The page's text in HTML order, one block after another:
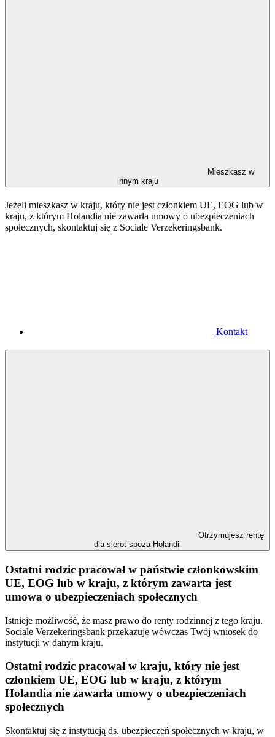
Mieszkasz w
innym kraju
Jeżeli mieszkasz w kraju, który nie jest członkiem UE, EOG lub w
kraju, z którym Holandia nie zawarła umowy o ubezpieczeniach
społecznych, skontaktuj się z Sociale Verzekeringsbank.
Kontakt
Otrzymujesz rentę
dla sierot spoza Holandii
Ostatni rodzic pracował w państwie członkowskim
UE, EOG lub w kraju, z którym zawarta jest
umowa o ubezpieczeniach społecznych
Istnieje możliwość, że masz prawo do renty rodzinnej z tego kraju.
Sociale Verzekeringsbank przekazuje wówczas Twój wniosek do
instytucji w danym kraju.
Ostatni rodzic pracował w kraju, który nie jest
członkiem UE, EOG lub w kraju, z którym
Holandia nie zawarła umowy o ubezpieczeniach
społecznych
Skontaktuj się z instytucją ds. ubezpieczeń społecznych w kraju, w